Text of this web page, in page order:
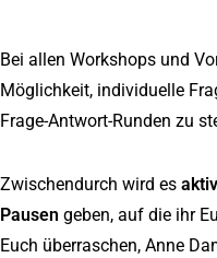
Bei allen Workshops und
Möglichkeit, individuelle
Frage-Antwort-Runden zu
Zwischendurch wird es
Pausen geben, auf die ihr
Euch überraschen, Anne